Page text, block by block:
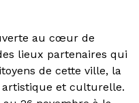
au cœur de
lieux partenaires qui
de cette ville, la
artistique et culturelle.